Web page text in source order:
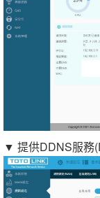
▼ 提供DDNS服務